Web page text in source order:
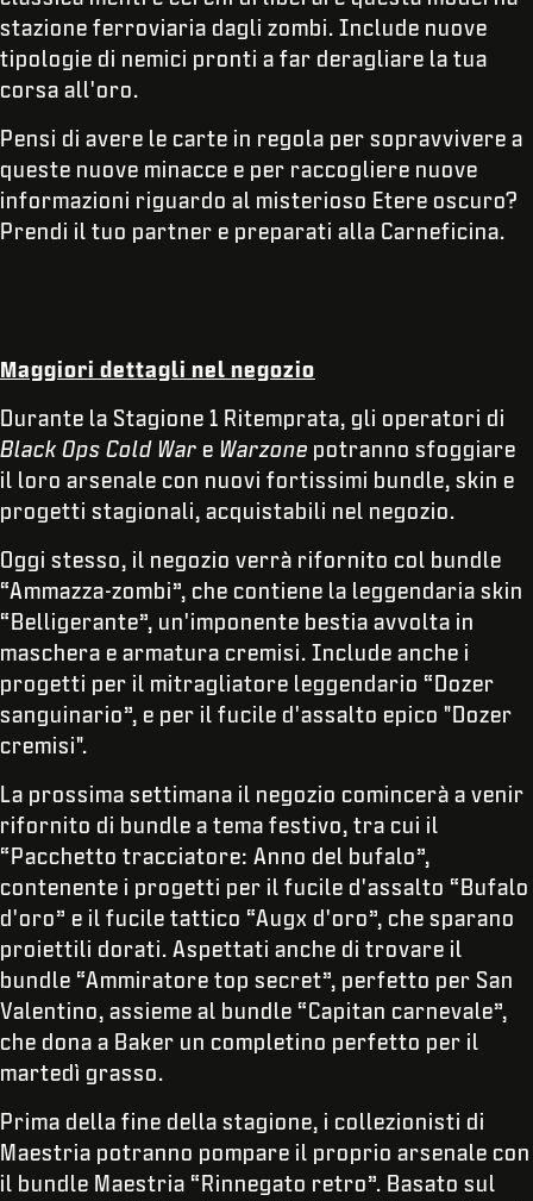
stazione ferroviaria dagli zombi. Include nuove
tipologie di nemici pronti a far deragliare la tua
corsa all'oro.
Pensi di avere le carte in regola per sopravvivere a
queste nuove minacce e per raccogliere nuove
informazioni riguardo al misterioso Etere oscuro?
Prendi il tuo partner e preparati alla Carneficina.
Maggiori dettagli nel negozio
Durante la Stagione 1 Ritemprata, gli operatori di
Black Ops Cold War e Warzone potranno sfoggiare
il loro arsenale con nuovi fortissimi bundle, skin e
progetti stagionali, acquistabili nel negozio.
Oggi stesso, il negozio verrà rifornito col bundle
“Ammazza-zombi”, che contiene la leggendaria skin
“Belligerante”, un'imponente bestia avvolta in
maschera e armatura cremisi. Include anche i
progetti per il mitragliatore leggendario “Dozer
sanguinario”, e per il fucile d'assalto epico "Dozer
cremisi".
La prossima settimana il negozio comincerà a venir
rifornito di bundle a tema festivo, tra cui il
“Pacchetto tracciatore: Anno del bufalo”,
contenente i progetti per il fucile d'assalto “Bufalo
d'oro” e il fucile tattico “Augx d'oro”, che sparano
proiettili dorati. Aspettati anche di trovare il
bundle “Ammiratore top secret”, perfetto per San
Valentino, assieme al bundle “Capitan carnevale”,
che dona a Baker un completino perfetto per il
martedì grasso.
Prima della fine della stagione, i collezionisti di
Maestria potranno pompare il proprio arsenale con
il bundle Maestria “Rinnegato retro”. Basato sul